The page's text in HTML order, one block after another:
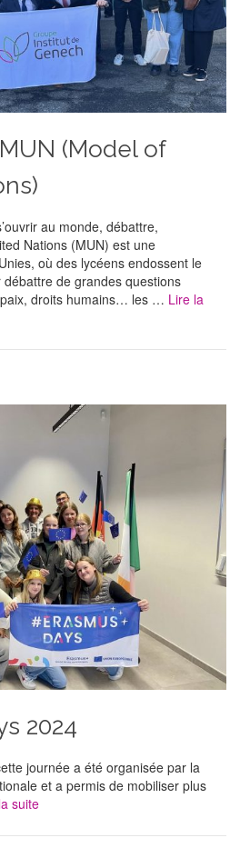
(Model of
au monde, débattre,
Nations (MUN) est une
où des lycéens endossent le
de grandes questions
droits humains… les … Lire la
2024
journée a été organisée par la
et a permis de mobiliser plus
suite